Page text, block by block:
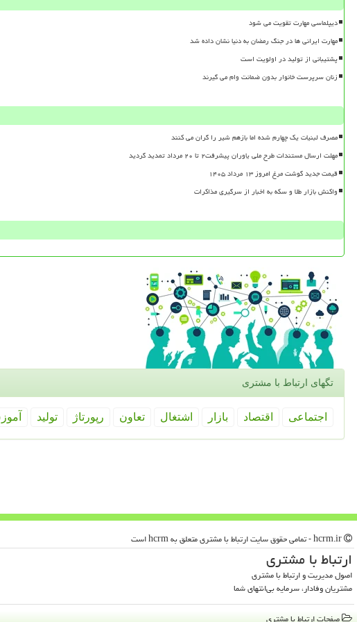
دیپلماسی مهارت تقویت می شود
مهارت ایرانی ها در جنگ رمضان به دنیا نشان داده شد
پشتیبانی از تولید در اولویت است
زنان سرپرست خانوار بدون ضمانت وام می گیرند
مصرف لبنیات یک چهارم شده اما بازهم شیر را گران می کنند
مهلت ارسال مستندات طرح ملی یاوران پیشرفت۲ تا ۲۰ مرداد تمدید گردید
قیمت جدید گوشت مرغ امروز ۱۳ مرداد ۱۴۰۵
واکنش بازار طلا و سکه به اخبار از سرگیری مذاکرات
تگهای ارتباط با مشتری
اجتماعی اقتصاد بازار اشتغال تعاون رپورتاژ تولید
ارتباط با مشتری
اصول مدیریت و ارتباط با مشتری
مشتریان وفادار، سرمایه بی‌انتهای شما